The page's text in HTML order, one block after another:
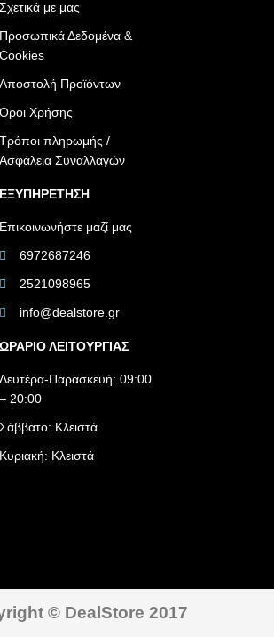
Σχετικά με μας
Προσωπικά Δεδομένα &
Cookies
Αποστολή Προϊόντων
Όροι Χρήσης
Τρόποι πληρωμής /
Ασφάλεια Συναλλαγών
ΕΞΥΠΗΡΕΤΗΣΗ
Επικοινωνήστε μαζί μας
6972687246
2521098965
info@dealstore.gr
ΩΡΑΡΙΟ ΛΕΙΤΟΥΡΓΙΑΣ​
Δευτέρα-Παρασκευή: 09:00
– 20:00
Σάββατο: Κλειστά
Κυριακή: Κλειστά
© DealStore 2017